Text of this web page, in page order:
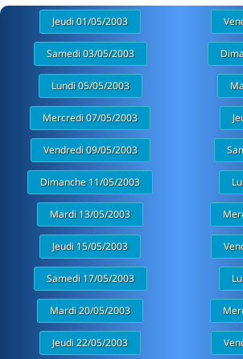
Jeudi 01/05/2003
Samedi 03/05/2003
Lundi 05/05/2003
Mercredi 07/05/2003
Vendredi 09/05/2003
Dimanche 11/05/2003
Mardi 13/05/2003
Jeudi 15/05/2003
Samedi 17/05/2003
Mardi 20/05/2003
Jeudi 22/05/2003